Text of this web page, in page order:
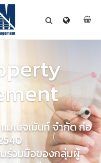
ริการ
จกรรม
เนจเม้นท์ จำกัด ก่อ
ร่วมมือของกลุ่มผู้